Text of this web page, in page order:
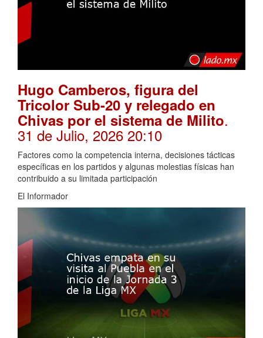
Hugo Camberos, figura del
Tricolor Sub-20 y relegado en
Chivas por el sistema de Milito.
31 de Julio, 2026 20:10
Factores como la competencia interna, decisiones tácticas
específicas en los partidos y algunas molestias físicas han
contribuido a su limitada participación
El Informador